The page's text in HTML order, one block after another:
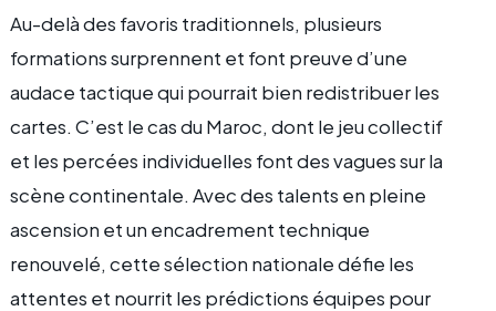
Au-delà des favoris traditionnels, plusieurs
formations surprennent et font preuve d’une
audace tactique qui pourrait bien redistribuer les
cartes. C’est le cas du Maroc, dont le jeu collectif
et les percées individuelles font des vagues sur la
scène continentale. Avec des talents en pleine
ascension et un encadrement technique
renouvelé, cette sélection nationale défie les
attentes et nourrit les prédictions équipes pour